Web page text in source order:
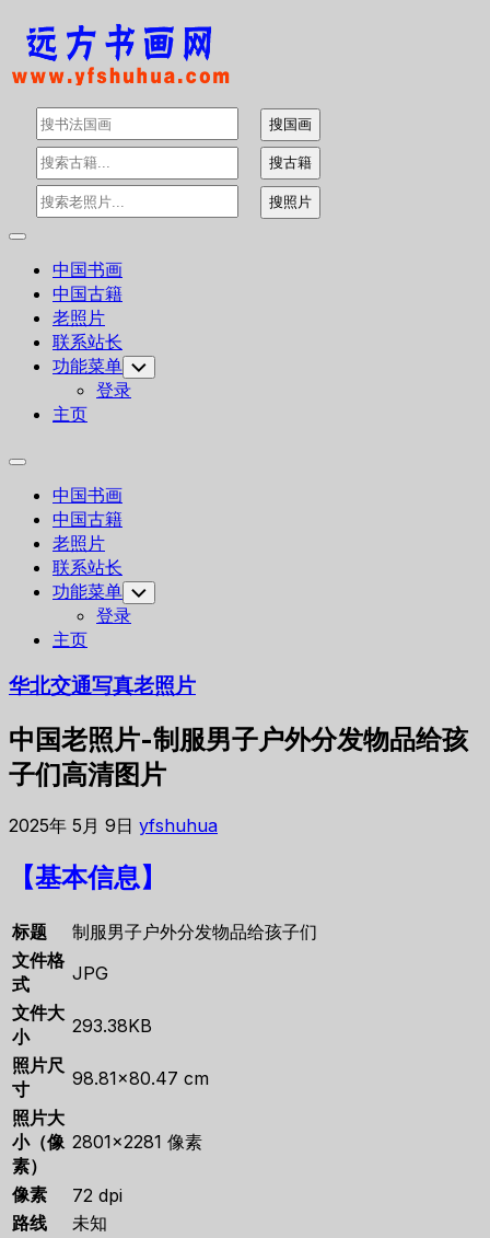
Skip
content
Expand
中国书画
中国古籍
老照片
联系站长
功能菜单 Toggle
Child
Menu
登录
主页
Expand
中国书画
中国古籍
老照片
联系站长
功能菜单 Toggle
Child
Menu
登录
主页
华北交通写真老照片
中国老照片-制服男子户外分发物品给孩
子们高清图片
2025年 5月 9日 yfshuhua
【基本信息】
标题
制服男子户外分发物品给孩子们
文件格
式
JPG
文件大
小
293.38KB
照片尺
寸
98.81×80.47 cm
照片大
小（像
素）
2801×2281 像素
像素
72 dpi
路线
未知